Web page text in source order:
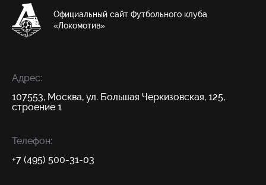
Официальный сайт Футбольного клуба
«Локомотив»
Адрес:
107553, Москва, ул. Большая Черкизовская, 125,
строение 1
Телефон:
+7 (495) 500-31-03